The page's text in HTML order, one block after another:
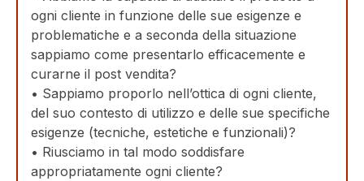
ogni cliente in funzione delle sue esigenze e
problematiche e a seconda della situazione
sappiamo come presentarlo efficacemente e
curarne il post vendita?
• Sappiamo proporlo nell’ottica di ogni cliente,
del suo contesto di utilizzo e delle sue specifiche
esigenze (tecniche, estetiche e funzionali)?
• Riusciamo in tal modo soddisfare
appropriatamente ogni cliente?